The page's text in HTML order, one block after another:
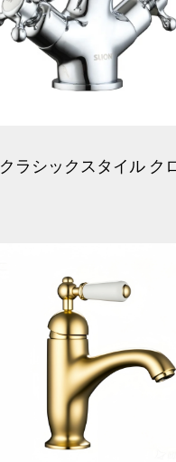
クラシックスタイル ク
栓（クローム）